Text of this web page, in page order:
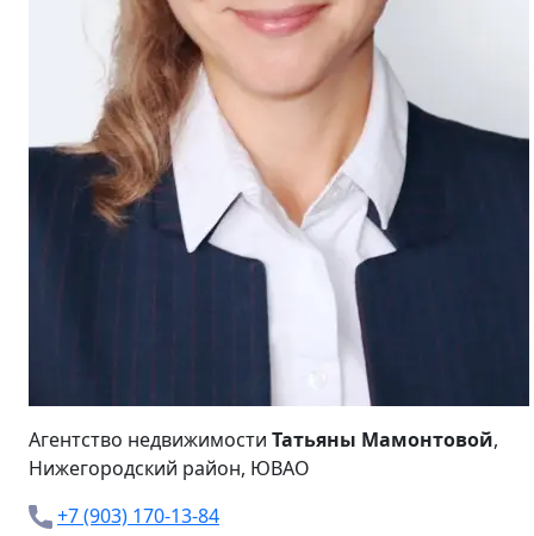
Агентство недвижимости Татьяны Мамонтовой,
Нижегородский район, ЮВАО
+7 (903) 170-13-84